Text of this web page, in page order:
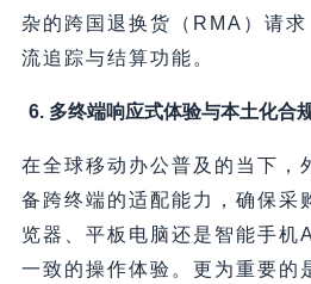
杂的跨国退换货（RMA）请
流追踪与结算功能。
6. 多终端响应式体验与本土化合
在全球移动办公普及的当下，
备跨终端的适配能力，确保采
览器、平板电脑还是智能手机
一致的操作体验。更为重要的